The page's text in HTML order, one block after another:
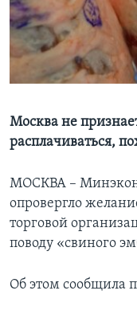
Learning English
СОЦИАЛЬНЫЕ СЕТИ
Языки
Москва не
расплачиваться,
МОСКВА –
опровергло
торговой
поводу «свиного
Об этом сообщила